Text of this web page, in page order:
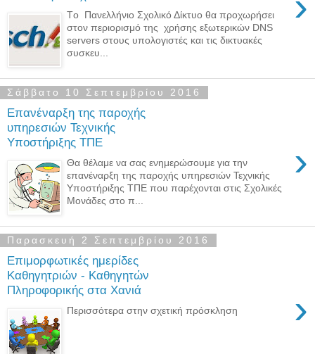
Τo Πανελλήνιο Σχολικό Δίκτυο θα προχωρήσει
στον περιορισμό της χρήσης εξωτερικών DNS
servers στους υπολογιστές και τις δικτυακές
συσκευ...
Σάββατο 10 Σεπτεμβρίου 2016
Επανέναρξη της παροχής
υπηρεσιών Τεχνικής
Υποστήριξης ΤΠΕ
›
Θα θέλαμε να σας ενημερώσουμε για την
επανέναρξη της παροχής υπηρεσιών Τεχνικής
Υποστήριξης ΤΠΕ που παρέχονται στις Σχολικές
Μονάδες στο π...
Παρασκευή 2 Σεπτεμβρίου 2016
Επιμορφωτικές ημερίδες
Καθηγητριών - Καθηγητών
Πληροφορικής στα Χανιά
›
Περισσότερα στην σχετική πρόσκληση